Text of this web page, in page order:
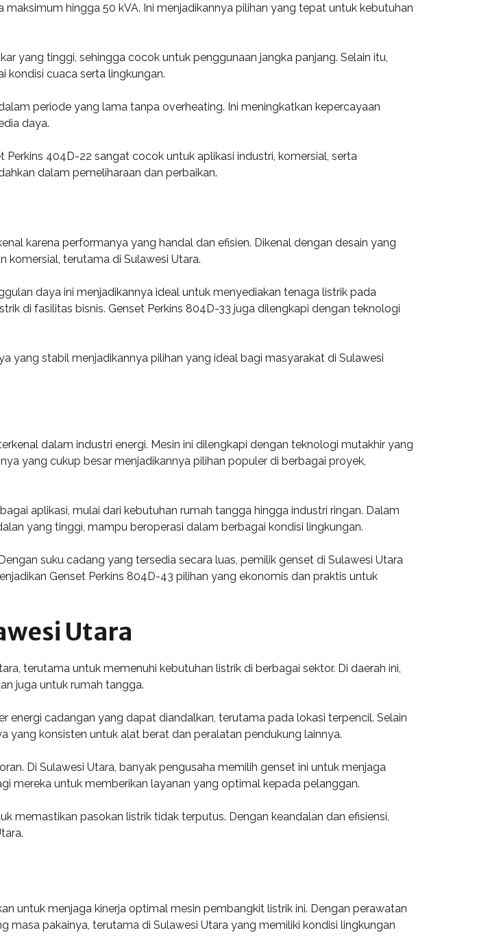
hingga 50 kVA. Ini menjadikannya pilihan yang tepat untuk kebutuhan
yang tinggi, sehingga cocok untuk penggunaan jangka panjang. Selain itu,
kondisi cuaca serta lingkungan.
periode yang lama tanpa overheating. Ini meningkatkan kepercayaan
daya.
404D-22 sangat cocok untuk aplikasi industri, komersial, serta
dalam pemeliharaan dan perbaikan.
karena performanya yang handal dan efisien. Dikenal dengan desain yang
komersial, terutama di Sulawesi Utara.
daya ini menjadikannya ideal untuk menyediakan tenaga listrik pada
di fasilitas bisnis. Genset Perkins 804D-33 juga dilengkapi dengan teknologi
yang stabil menjadikannya pilihan yang ideal bagi masyarakat di Sulawesi
dalam industri energi. Mesin ini dilengkapi dengan teknologi mutakhir yang
yang cukup besar menjadikannya pilihan populer di berbagai proyek,
aplikasi, mulai dari kebutuhan rumah tangga hingga industri ringan. Dalam
yang tinggi, mampu beroperasi dalam berbagai kondisi lingkungan.
suku cadang yang tersedia secara luas, pemilik genset di Sulawesi Utara
Genset Perkins 804D-43 pilihan yang ekonomis dan praktis untuk
Utara
terutama untuk memenuhi kebutuhan listrik di berbagai sektor. Di daerah ini,
juga untuk rumah tangga.
energi cadangan yang dapat diandalkan, terutama pada lokasi terpencil. Selain
yang konsisten untuk alat berat dan peralatan pendukung lainnya.
Di Sulawesi Utara, banyak pengusaha memilih genset ini untuk menjaga
mereka untuk memberikan layanan yang optimal kepada pelanggan.
memastikan pasokan listrik tidak terputus. Dengan keandalan dan efisiensi,
untuk menjaga kinerja optimal mesin pembangkit listrik ini. Dengan perawatan
pakainya, terutama di Sulawesi Utara yang memiliki kondisi lingkungan